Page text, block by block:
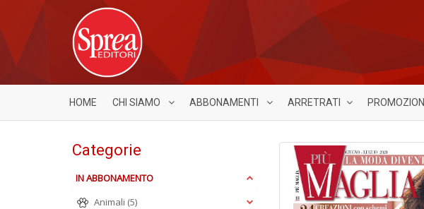
HOME CHI SIAMO ABBONAMENTI ARRETRATI PROMOZIONI
Categorie
IN ABBONAMENTO
Animali (5)